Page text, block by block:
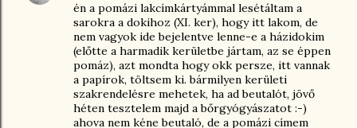
én a pomázi lakcímkártyámmal lesétáltam a
sarokra a dokihoz (XI. ker), hogy itt lakom, de
nem vagyok ide bejelentve lenne-e a házidokim
(előtte a harmadik kerületbe jártam, az se éppen
pomáz), azt mondta hogy okk persze, itt vannak
a papírok, töltsem ki. bármilyen kerületi
szakrendelésre mehetek, ha ad beutalót, jövő
héten tesztelem majd a bőrgyógyászatot :-)
ahova nem kéne beutaló, de a pomázi címem